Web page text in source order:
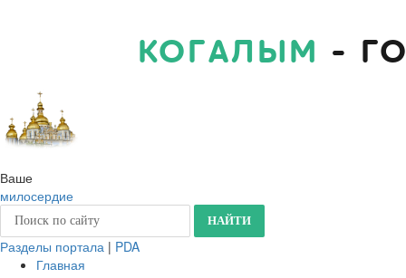
КОГАЛЫМ -
Ваше
милосердие
Разделы портала | PDA
Главная